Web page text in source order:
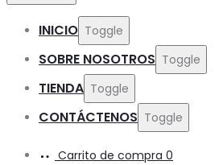
INICIO Toggle
SOBRE NOSOTROS Toggle
TIENDA Toggle
CONTÁCTENOS Toggle
Carrito de compra 0